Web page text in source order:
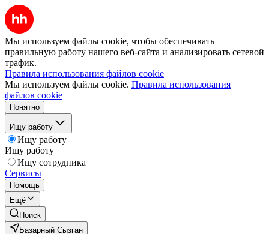
Мы используем файлы cookie, чтобы обеспечивать
правильную работу нашего веб-сайта и анализировать сетевой
трафик.
Правила использования файлов cookie
Мы используем файлы cookie. Правила использования
файлов cookie
Понятно
Ищу работу
Ищу работу
Ищу работу
Ищу сотрудника
Сервисы
Помощь
Ещё
Поиск
Базарный Сызган